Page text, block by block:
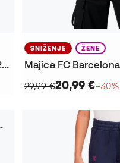
Jakna Ženska FC Barcelona 2025-2026 Fanswear
SNIŽENJE ŽENE
29,99 €20,99 €−30%